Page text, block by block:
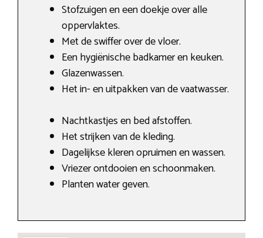
Stofzuigen en een doekje over alle
oppervlaktes.
Met de swiffer over de vloer.
Een hygiënische badkamer en keuken.
Glazenwassen.
Het in- en uitpakken van de vaatwasser.
Nachtkastjes en bed afstoffen.
Het strijken van de kleding.
Dagelijkse kleren opruimen en wassen.
Vriezer ontdooien en schoonmaken.
Planten water geven.